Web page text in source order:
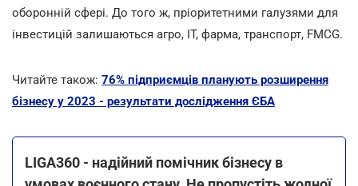
оборонній сфері. До того ж, пріоритетними галузями для
інвестицій залишаються агро, IT, фарма, транспорт, FMCG.
Читайте також: 76% підприємців планують розширення
бізнесу у 2023 - результати дослідження ЄБА
LIGA360 - надійний помічник бізнесу в